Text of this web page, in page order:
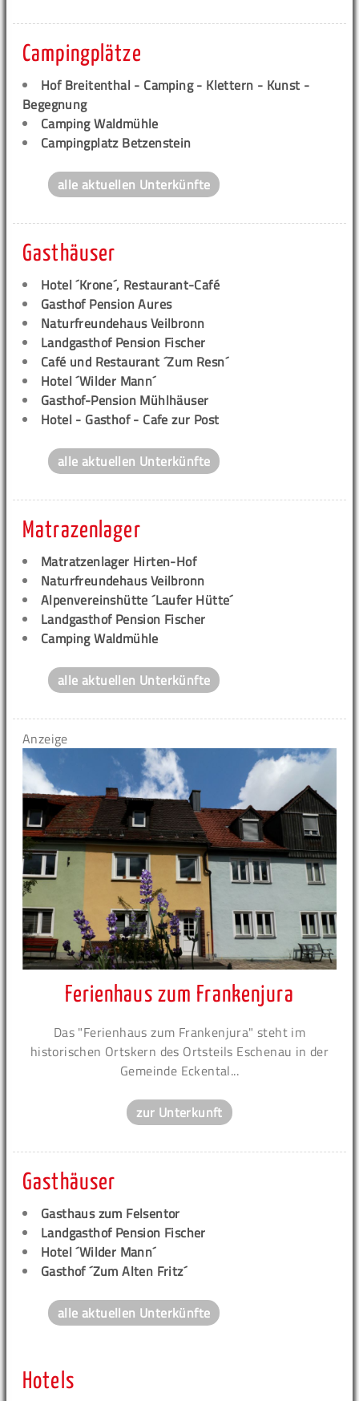
Campingplätze
Hof Breitenthal - Camping - Klettern - Kunst -
Begegnung
Camping Waldmühle
Campingplatz Betzenstein
alle aktuellen Unterkünfte
Gasthäuser
Hotel ´Krone´, Restaurant-Café
Gasthof Pension Aures
Naturfreundehaus Veilbronn
Landgasthof Pension Fischer
Café und Restaurant ´Zum Resn´
Hotel ´Wilder Mann´
Gasthof-Pension Mühlhäuser
Hotel - Gasthof - Cafe zur Post
alle aktuellen Unterkünfte
Matrazenlager
Matratzenlager Hirten-Hof
Naturfreundehaus Veilbronn
Alpenvereinshütte ´Laufer Hütte´
Landgasthof Pension Fischer
Camping Waldmühle
alle aktuellen Unterkünfte
Anzeige
Ferienhaus zum Frankenjura
Das "Ferienhaus zum Frankenjura" steht im
historischen Ortskern des Ortsteils Eschenau in der
Gemeinde Eckental...
zur Unterkunft
Gasthäuser
Gasthaus zum Felsentor
Landgasthof Pension Fischer
Hotel ´Wilder Mann´
Gasthof ´Zum Alten Fritz´
alle aktuellen Unterkünfte
Hotels